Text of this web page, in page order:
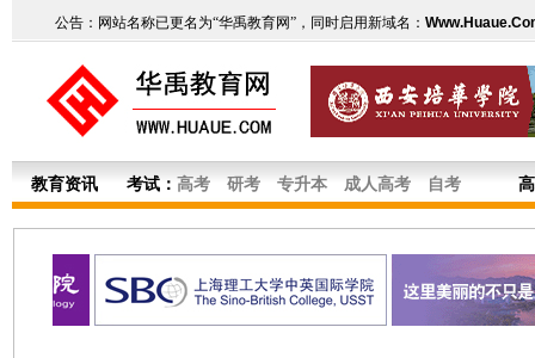
公告：网站名称已更名为“华禹教育网”，同时启用新域名：
教育资讯 考试： 高考 研考 专升本 成人高考 自考